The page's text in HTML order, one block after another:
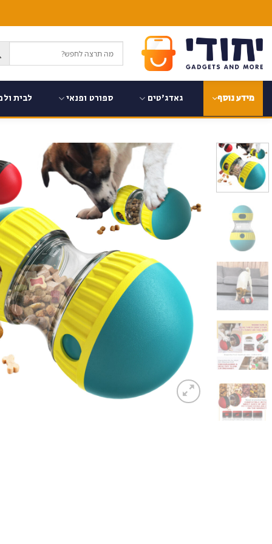
content
מידע נוסף גאדג'טים ספורט ופנאי לבית